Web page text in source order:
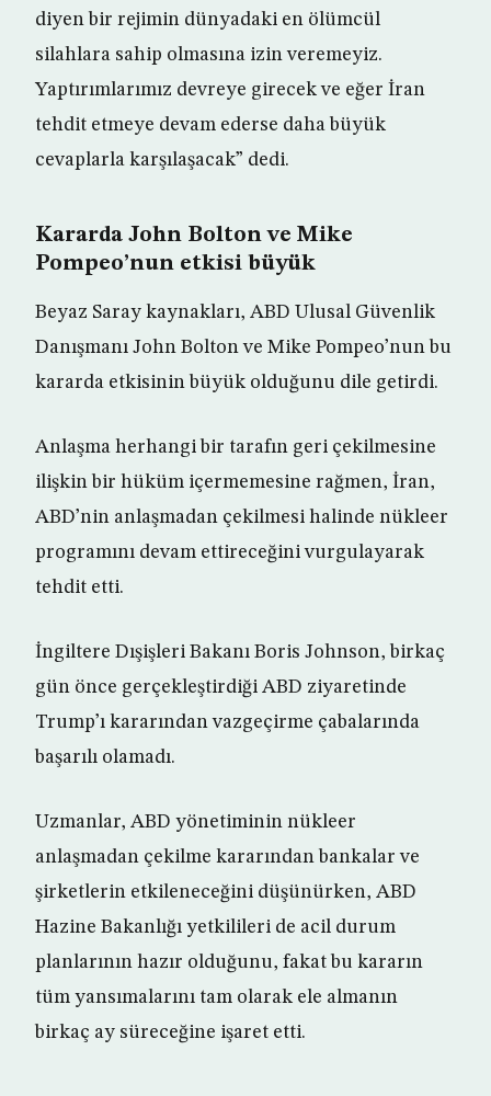
diyen bir rejimin dünyadaki en ölümcül
silahlara sahip olmasına izin veremeyiz.
Yaptırımlarımız devreye girecek ve eğer İran
tehdit etmeye devam ederse daha büyük
cevaplarla karşılaşacak” dedi.
Kararda John Bolton ve Mike
Pompeo’nun etkisi büyük
Beyaz Saray kaynakları, ABD Ulusal Güvenlik
Danışmanı John Bolton ve Mike Pompeo’nun bu
kararda etkisinin büyük olduğunu dile getirdi.
Anlaşma herhangi bir tarafın geri çekilmesine
ilişkin bir hüküm içermemesine rağmen, İran,
ABD’nin anlaşmadan çekilmesi halinde nükleer
programını devam ettireceğini vurgulayarak
tehdit etti.
İngiltere Dışişleri Bakanı Boris Johnson, birkaç
gün önce gerçekleştirdiği ABD ziyaretinde
Trump’ı kararından vazgeçirme çabalarında
başarılı olamadı.
Uzmanlar, ABD yönetiminin nükleer
anlaşmadan çekilme kararından bankalar ve
şirketlerin etkileneceğini düşünürken, ABD
Hazine Bakanlığı yetkilileri de acil durum
planlarının hazır olduğunu, fakat bu kararın
tüm yansımalarını tam olarak ele almanın
birkaç ay süreceğine işaret etti.